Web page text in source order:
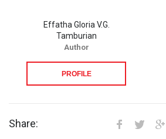
Effatha Gloria V.G.
Tamburian
Author
PROFILE
Share: